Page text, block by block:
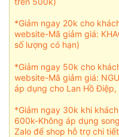
*Giảm ngay 20k cho
website-Mã giảm giá:
số lượng có hạn)
*Giảm ngay 50k cho
website-Mã giảm giá:
áp dụng cho Lan Hồ Điệp,
*Giảm ngay 30k khi
600k-Không áp dụng
Zalo để shop hỗ trợ chi